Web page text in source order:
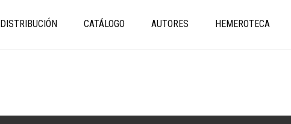
DISTRIBUCIÓN CATÁLOGO AUTORES HEMEROTECA